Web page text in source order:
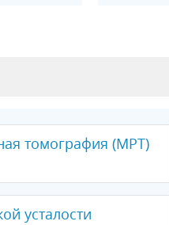
томография (МРТ)
усталости